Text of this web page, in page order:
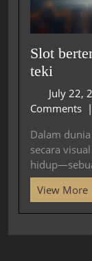
Slot
teki
July 22,
Comments |
Dalam
secara
View More